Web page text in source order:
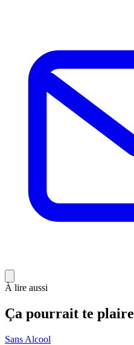
À lire aussi
Ça pourrait te plaire
Sans Alcool